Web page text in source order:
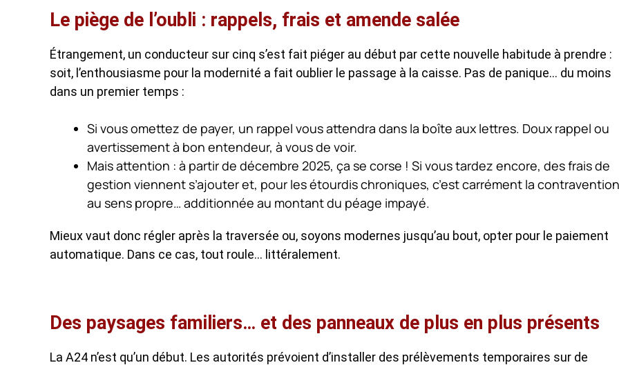
Le piège de l’oubli : rappels, frais et amende salée
Étrangement, un conducteur sur cinq s’est fait piéger au début par cette nouvelle habitude à prendre :
soit, l’enthousiasme pour la modernité a fait oublier le passage à la caisse. Pas de panique… du moins
dans un premier temps :
Si vous omettez de payer, un rappel vous attendra dans la boîte aux lettres. Doux rappel ou
avertissement à bon entendeur, à vous de voir.
Mais attention : à partir de décembre 2025, ça se corse ! Si vous tardez encore, des frais de
gestion viennent s’ajouter et, pour les étourdis chroniques, c’est carrément la contravention
au sens propre… additionnée au montant du péage impayé.
Mieux vaut donc régler après la traversée ou, soyons modernes jusqu’au bout, opter pour le paiement
automatique. Dans ce cas, tout roule… littéralement.
Des paysages familiers… et des panneaux de plus en plus présents
La A24 n’est qu’un début. Les autorités prévoient d’installer des prélèvements temporaires sur de